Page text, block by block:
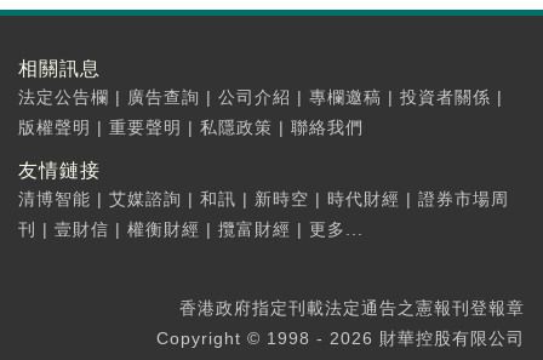
相關訊息
法定公告欄 | 廣告查詢 | 公司介紹 | 專欄邀稿 | 投資者關係 |
版權聲明 | 重要聲明 | 私隱政策 | 聯絡我們
友情鏈接
清博智能 | 艾媒諮詢 | 和訊 | 新時空 | 時代財經 | 證券市場周
刊
| 壹財信 | 權衡財經 | 攬富財經 | 更多...
香港政府指定刊載法定通告之憲報刊登報章
Copyright © 1998 - 2026 財華控股有限公司